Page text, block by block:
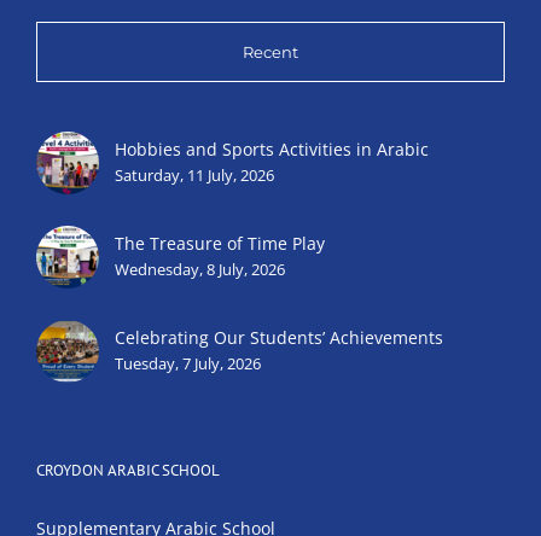
Recent
Hobbies and Sports Activities in Arabic
Saturday, 11 July, 2026
The Treasure of Time Play
Wednesday, 8 July, 2026
Celebrating Our Students’ Achievements
Tuesday, 7 July, 2026
CROYDON ARABIC SCHOOL
Supplementary Arabic School